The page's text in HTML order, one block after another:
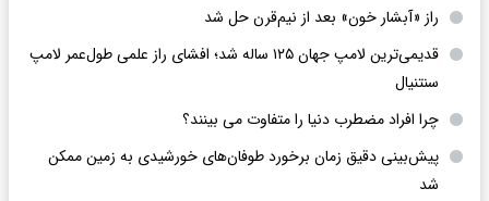
راز «آبشار خون» بعد از نیم‌قرن حل شد
قدیمی‌ترین لامپ جهان ۱۲۵ ساله شد؛ افشای راز علمی طول‌عمر لامپ
سنتنیال
چرا افراد مضطرب دنیا را متفاوت می بینند؟
پیش‌بینی دقیق زمان برخورد طوفان‌های خورشیدی به زمین ممکن
شد